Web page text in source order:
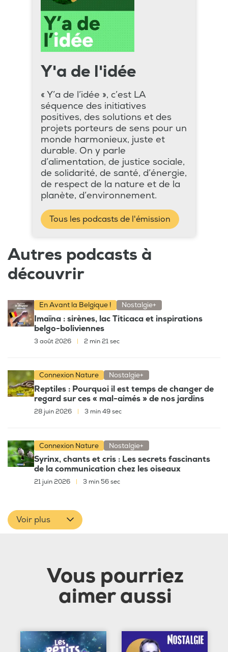
Y'a de l'idée
« Y’a de l’idée », c’est LA
séquence des initiatives
positives, des solutions et des
projets porteurs de sens pour un
monde harmonieux, juste et
durable. On y parle
d’alimentation, de justice sociale,
de solidarité, de santé, d’énergie,
de respect de la nature et de la
planète, d’environnement.
Tous les podcasts de l'émission
Autres podcasts à
découvrir
En Avant la Belgique ! Nostalgie+
Imaïna : sirènes, lac Titicaca et inspirations
belgo-boliviennes
3 août 2026 2 min 21 sec
Connexion Nature Nostalgie+
Reptiles : Pourquoi il est temps de changer de
regard sur ces « mal-aimés » de nos jardins
28 juin 2026 3 min 49 sec
Connexion Nature Nostalgie+
Syrinx, chants et cris : Les secrets fascinants
de la communication chez les oiseaux
21 juin 2026 | 3 min 56 sec
Voir plus
Vous pourriez
aimer aussi